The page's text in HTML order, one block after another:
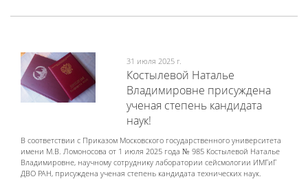
31 июля 2025 г.
Костылевой Наталье
Владимировне присуждена
ученая степень кандидата
наук!
В соответствии с Приказом Московского государственного университета
имени М.В. Ломоносова от 1 июля 2025 года № 985 Костылевой Наталье
Владимировне, научному сотруднику лаборатории сейсмологии ИМГиГ
ДВО РАН, присуждена ученая степень кандидата технических наук.